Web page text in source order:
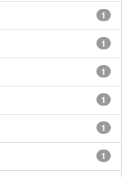
1
1
1
1
1
1